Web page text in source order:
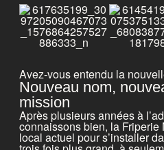
Avez-vous entendu la
Nouveau nom,
mission
Après plusieurs années à
connaissons bien, la Friperie
local actuel pour s’installer